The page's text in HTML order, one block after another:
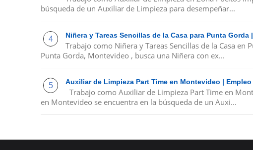
búsqueda de un Auxiliar de Limpieza para desempeñar...
Niñera y Tareas Sencillas de la Casa para Punta
Trabajo como Niñera y Tareas Sencillas de la Casa en
Punta Gorda, Montevideo , busca una Niñera con ex...
Auxiliar de Limpieza Part Time en Montevideo |
Trabajo como Auxiliar de Limpieza Part Time en
en Montevideo se encuentra en la búsqueda de un Auxi...